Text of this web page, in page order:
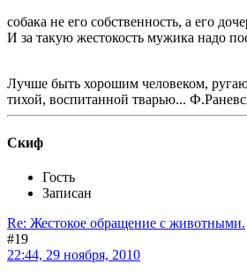
собака не его собственность, а его
И за такую жестокость мужика надо
Лучше быть хорошим человеком,
тихой, воспитанной тварью...
Скиф
Гость
Записан
Re: Жестокое обращение с животными.
#19
22:44, 29 ноября, 2010